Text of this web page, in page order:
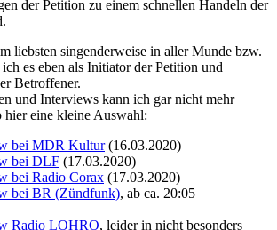
der Petition zu einem schnellen Handeln der
liebsten singenderweise in aller Munde bzw.
es eben als Initiator der Petition und
Betroffener.
und Interviews kann ich gar nicht mehr
hier eine kleine Auswahl:
bei MDR Kultur(16.03.2020)
bei DLF (17.03.2020)
bei Radio Corax (17.03.2020)
bei BR (Zündfunk), ab ca. 20:05
Radio LOHRO, leider in nicht besonders